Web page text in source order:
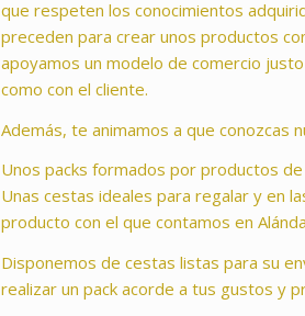
que respeten los conocimientos
preceden para crear unos productos
apoyamos un modelo de comercio
como con el cliente.
Además, te animamos a que conozcas
Unos packs formados por productos
Unas cestas ideales para regalar y en
producto con el que contamos en
Disponemos de cestas listas para su
realizar un pack acorde a tus gustos y